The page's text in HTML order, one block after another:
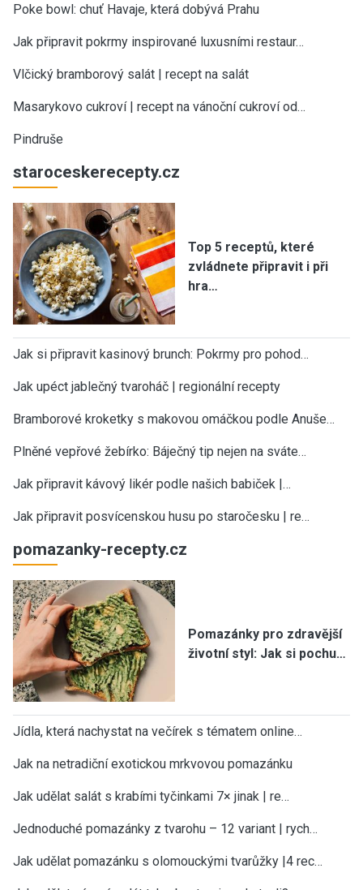
Poke bowl: chuť Havaje, která dobývá Prahu
Jak připravit pokrmy inspirované luxusními restaur…
Vlčický bramborový salát | recept na salát
Masarykovo cukroví | recept na vánoční cukroví od…
Pindruše
staroceskerecepty.cz
Top 5 receptů, které
zvládnete připravit i při
hra…
Jak si připravit kasinový brunch: Pokrmy pro pohod…
Jak upéct jablečný tvaroháč | regionální recepty
Bramborové kroketky s makovou omáčkou podle Anuše…
Plněné vepřové žebírko: Báječný tip nejen na sváte…
Jak připravit kávový likér podle našich babiček |…
Jak připravit posvícenskou husu po staročesku | re…
pomazanky-recepty.cz
Pomazánky pro zdravější
životní styl: Jak si pochu…
Jídla, která nachystat na večírek s tématem online…
Jak na netradiční exotickou mrkvovou pomazánku
Jak udělat salát s krabími tyčinkami 7× jinak | re…
Jednoduché pomazánky z tvarohu – 12 variant | rych…
Jak udělat pomazánku s olomouckými tvarůžky |4 rec…